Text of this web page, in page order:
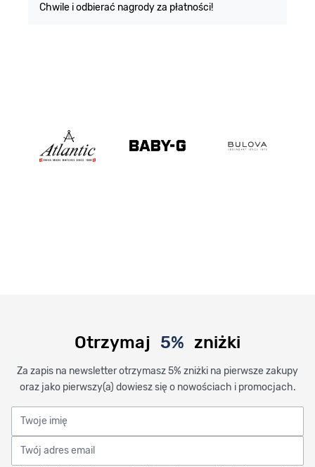
Chwile i odbierać nagrody za płatności!
Otrzymaj 5% zniżki
Za zapis na newsletter otrzymasz 5% zniżki na pierwsze zakupy
oraz jako pierwszy(a) dowiesz się o nowościach i promocjach.
Twoje imię
Twój adres email